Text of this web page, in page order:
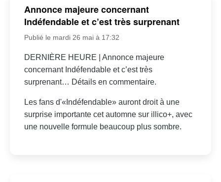
Annonce majeure concernant
Indéfendable et c’est très surprenant
Publié le mardi 26 mai à 17:32
DERNIÈRE HEURE | Annonce majeure
concernant Indéfendable et c’est très
surprenant… Détails en commentaire.
Les fans d'«Indéfendable» auront droit à une
surprise importante cet automne sur illico+, avec
une nouvelle formule beaucoup plus sombre.